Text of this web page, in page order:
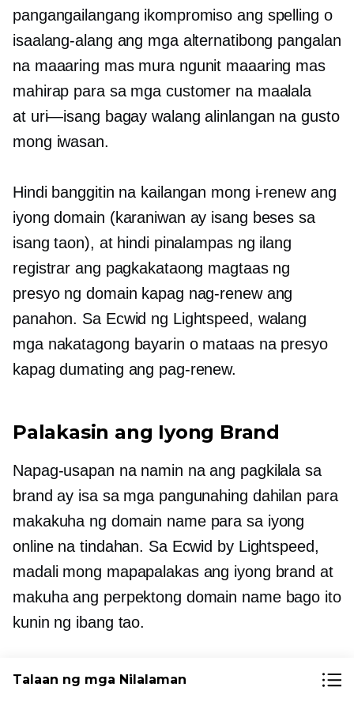
pangangailangang ikompromiso ang spelling o
isaalang-alang ang mga alternatibong pangalan
na maaaring mas mura ngunit maaaring mas
mahirap para sa mga customer na maalala
at uri—isang bagay walang alinlangan na gusto
mong iwasan.
Hindi banggitin na kailangan mong i-renew ang
iyong domain (karaniwan ay isang beses sa
isang taon), at hindi pinalampas ng ilang
registrar ang pagkakataong magtaas ng
presyo ng domain kapag nag-renew ang
panahon. Sa Ecwid ng Lightspeed, walang
mga nakatagong bayarin o mataas na presyo
kapag dumating ang pag-renew.
Palakasin ang Iyong Brand
Napag-usapan na namin na ang pagkilala sa
brand ay isa sa mga pangunahing dahilan para
makakuha ng domain name para sa iyong
online na tindahan. Sa Ecwid by Lightspeed,
madali mong mapapalakas ang iyong brand at
makuha ang perpektong domain name bago ito
kunin ng ibang tao.
Kung mayroon kang offline na tindahan, mas
Talaan ng mga Nilalaman